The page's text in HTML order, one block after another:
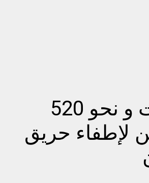
4 طائرات و نحو 520
لإطفاء حريق